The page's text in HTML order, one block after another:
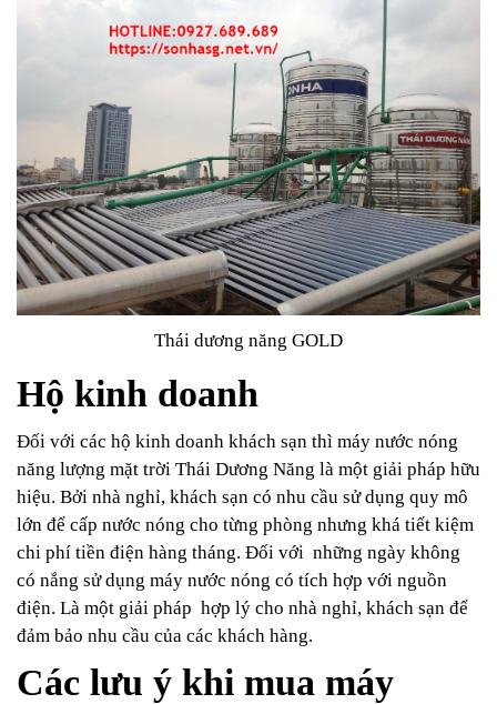
Thái dương năng GOLD
Hộ kinh doanh
Đối với các hộ kinh doanh khách sạn thì máy nước nóng
năng lượng mặt trời Thái Dương Năng là một giải pháp hữu
hiệu. Bởi nhà nghỉ, khách sạn có nhu cầu sử dụng quy mô
lớn để cấp nước nóng cho từng phòng nhưng khá tiết kiệm
chi phí tiền điện hàng tháng. Đối với những ngày không
có nắng sử dụng máy nước nóng có tích hợp với nguồn
điện. Là một giải pháp hợp lý cho nhà nghỉ, khách sạn để
đảm bảo nhu cầu của các khách hàng.
Các lưu ý khi mua máy